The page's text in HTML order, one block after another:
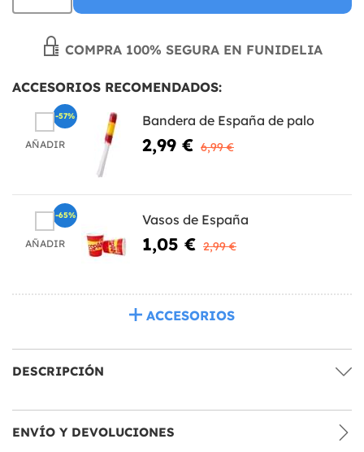
COMPRA 100% SEGURA EN FUNIDELIA
ACCESORIOS RECOMENDADOS:
AÑADIR
Bandera de España de palo
2,99 € 6,99 €
-57%
AÑADIR
Vasos de España
1,05 € 2,99 €
-65%
ACCESORIOS
DESCRIPCIÓN
ENVÍO Y DEVOLUCIONES